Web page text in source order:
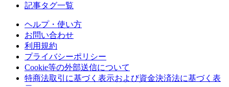
記事タグ一覧
ヘルプ・使い方
お問い合わせ
利用規約
プライバシーポリシー
Cookie等の外部送信について
特商法取引に基づく表示および資金決済法に基づく表